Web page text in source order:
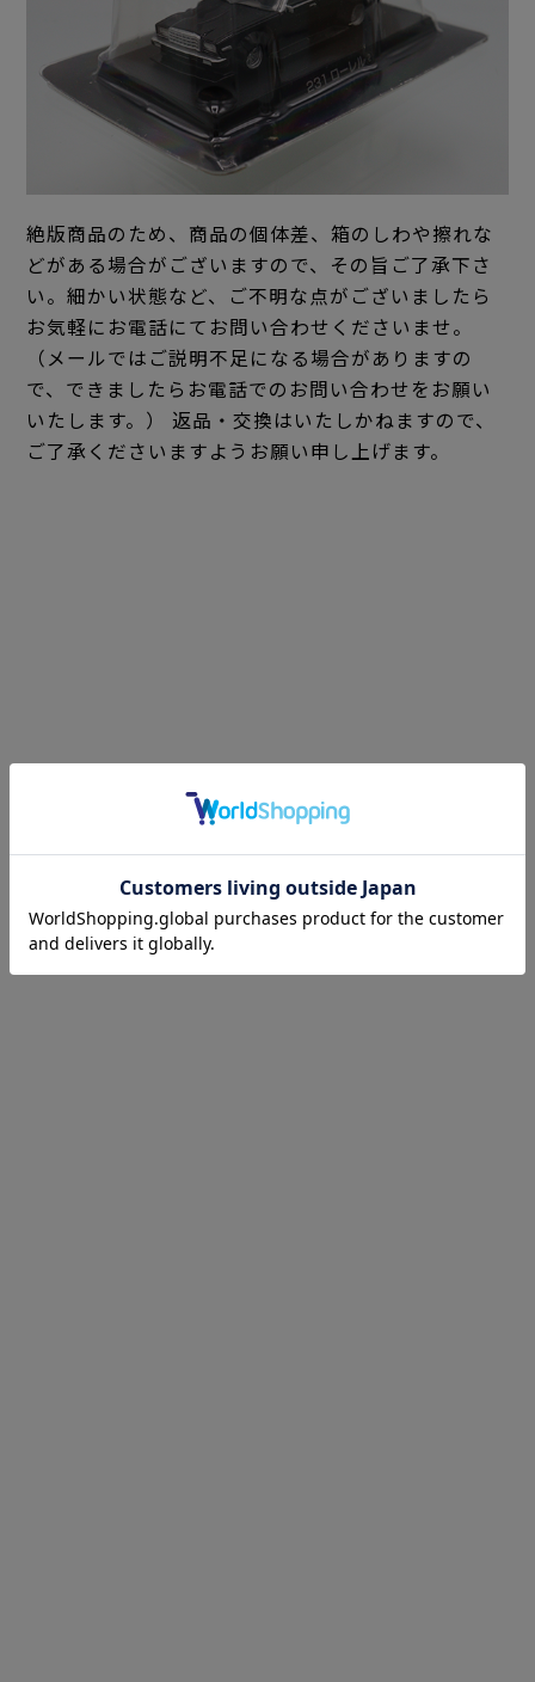
絶版商品のため、商品の個体差、箱のしわや擦れな
どがある場合がございますので、その旨ご了承下さ
い。細かい状態など、ご不明な点がございましたら
お気軽にお電話にてお問い合わせくださいませ。
（メールではご説明不足になる場合がありますの
で、できましたらお電話でのお問い合わせをお願い
いたします。） 返品・交換はいたしかねますので、
ご了承くださいますようお願い申し上げます。